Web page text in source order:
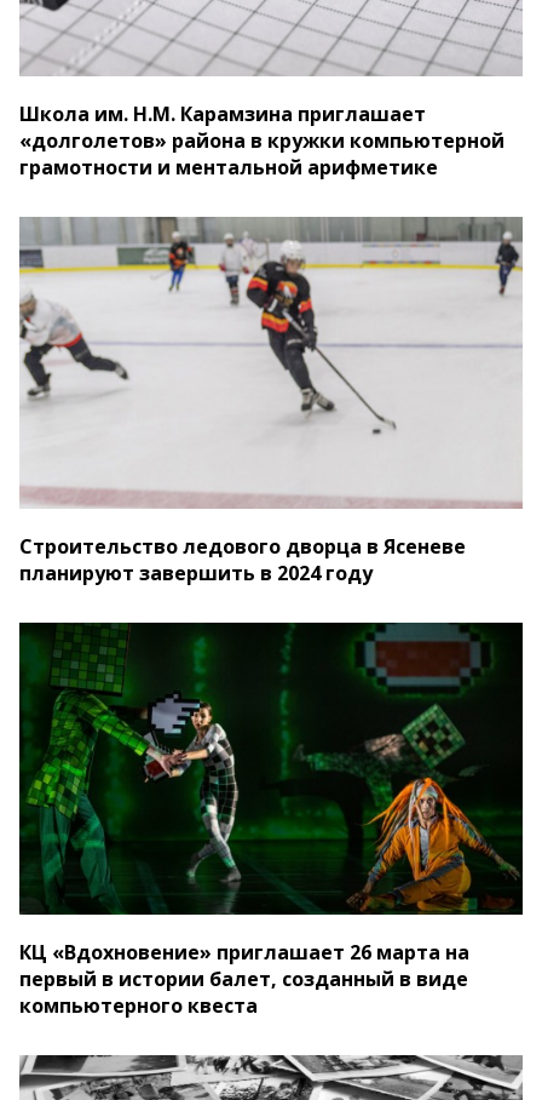
Школа им. Н.М. Карамзина приглашает
«долголетов» района в кружки компьютерной
грамотности и ментальной арифметике
Строительство ледового дворца в Ясеневе
планируют завершить в 2024 году
КЦ «Вдохновение» приглашает 26 марта на
первый в истории балет, созданный в виде
компьютерного квеста